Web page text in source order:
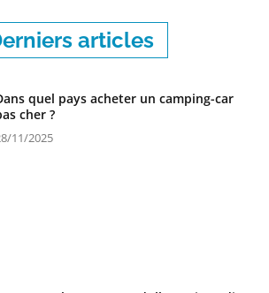
articles
quel pays acheter un camping-car
cher ?
11/2025